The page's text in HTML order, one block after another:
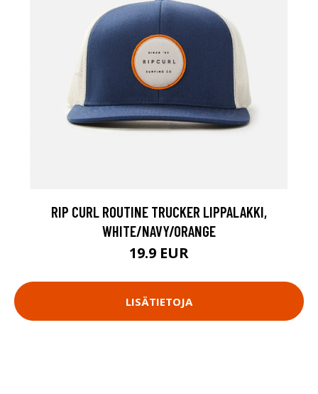
RIP CURL ROUTINE TRUCKER LIPPALAKKI,
WHITE/NAVY/ORANGE
19.9 EUR
LISÄTIETOJA